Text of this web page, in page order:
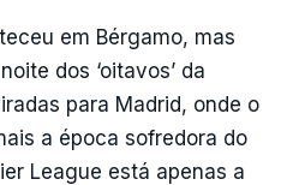
em Bérgamo, mas
dos ‘oitavos’ da
para Madrid, onde o
a época sofredora do
League está apenas a